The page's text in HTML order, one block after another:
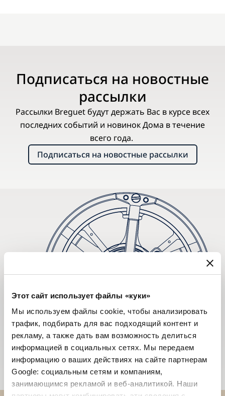
Этот сайт использует файлы «куки»
Мы используем файлы cookie, чтобы анализировать
трафик, подбирать для вас подходящий контент и
рекламу, а также дать вам возможность делиться
информацией в социальных сетях. Мы передаем
информацию о ваших действиях на сайте партнерам
Google: социальным сетям и компаниям,
занимающимся рекламой и веб-аналитикой. Наши
Подписаться на новостные
рассылки
Рассылки Breguet будут держать Вас в курсе всех
последних событий и новинок Дома в течение
всего года.
Подписаться на новостные рассылки